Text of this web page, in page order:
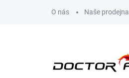
O nás Naše prodejna